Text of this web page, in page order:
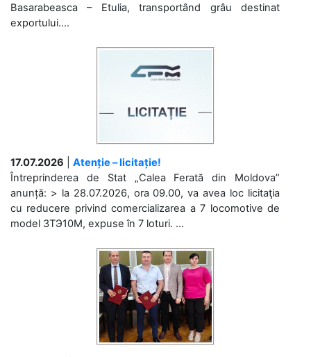
Basarabeasca – Etulia, transportând grâu destinat
exportului....
17.07.2026
Atenție – licitație!
Întreprinderea de Stat „Calea Ferată din Moldova”
anunță: > la 28.07.2026, ora 09.00, va avea loc licitaţia
cu reducere privind comercializarea a 7 locomotive de
model 3ТЭ10М, expuse în 7 loturi. ...